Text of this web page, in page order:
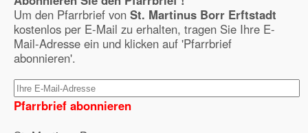
Um den Pfarrbrief von St. Martinus Borr Erftstadt
kostenlos per E-Mail zu erhalten, tragen Sie Ihre E-
Mail-Adresse ein und klicken auf 'Pfarrbrief
abonnieren'.
Pfarrbrief abonnieren